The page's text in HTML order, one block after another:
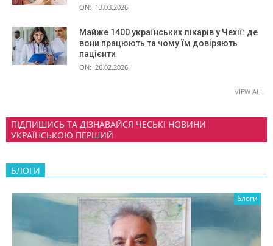
ON: 13.03.2026
Майже 1400 українських лікарів у Чехії: де
вони працюють та чому їм довіряють
пацієнти
ON: 26.02.2026
VIEW ALL
ПІДПИШИСЬ ТА ДІЗНАВАЙСЯ ЧЕСЬКІ НОВИНИ
УКРАЇНСЬКОЮ ПЕРШИЙ
БЛОГИ
Блоги